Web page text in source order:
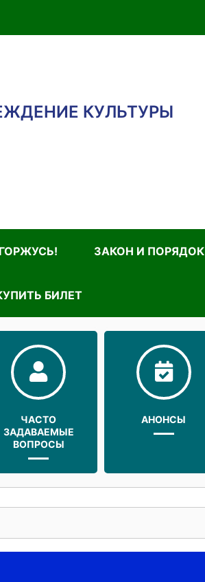
КУЛЬТУРЫ
ЗАКОН И ПОРЯДОК
БИЛЕТ
ЧАСТО
ЗАДАВАЕМЫЕ
ВОПРОСЫ
АНОНСЫ